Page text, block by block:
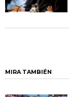
MIRA TAMBIÉN